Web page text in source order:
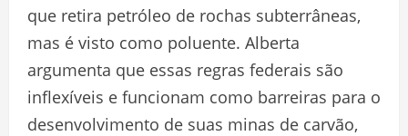
que retira petróleo de rochas subterrâneas,
mas é visto como poluente. Alberta
argumenta que essas regras federais são
inflexíveis e funcionam como barreiras para o
desenvolvimento de suas minas de carvão,